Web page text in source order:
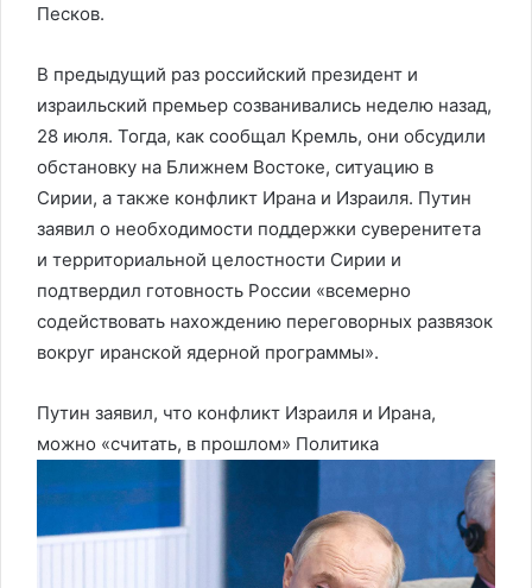
Песков.
В предыдущий раз российский президент и
израильский премьер созванивались неделю назад,
28 июля. Тогда, как сообщал Кремль, они обсудили
обстановку на Ближнем Востоке, ситуацию в
Сирии, а также конфликт Ирана и Израиля. Путин
заявил о необходимости поддержки суверенитета
и территориальной целостности Сирии и
подтвердил готовность России «всемерно
содействовать нахождению переговорных развязок
вокруг иранской ядерной программы».
Путин заявил, что конфликт Израиля и Ирана,
можно «считать, в прошлом» Политика